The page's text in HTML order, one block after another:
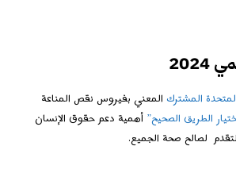
المشترك المعني بفيروس نقص المناعة
الطريق الصحيح”أهمية دعم حقوق الإنسان
لصالح صحة الجميع.